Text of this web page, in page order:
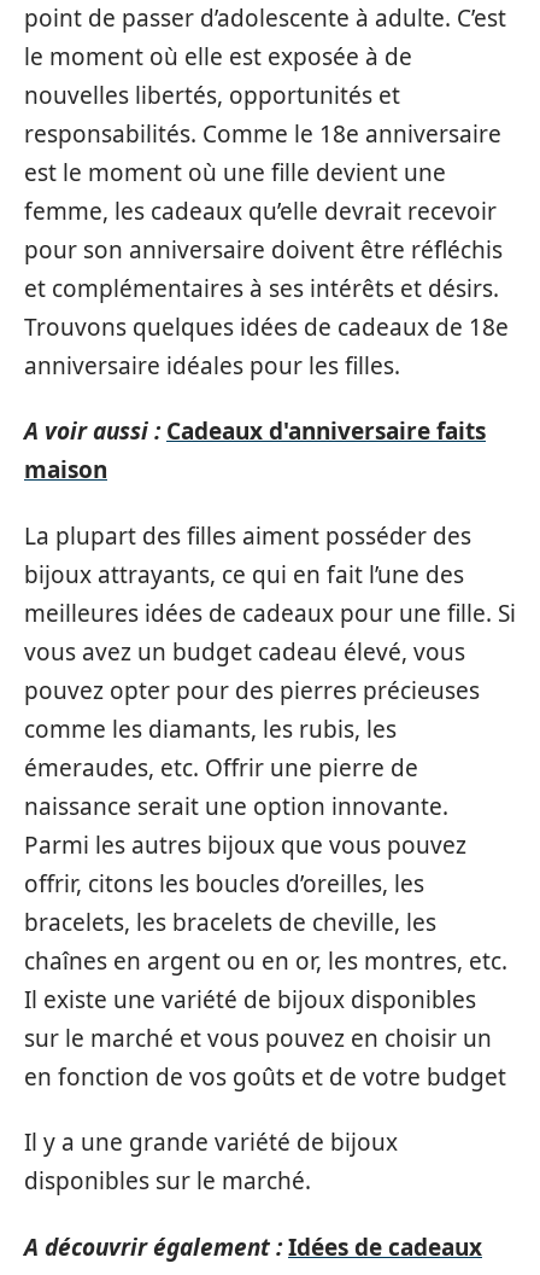
point de passer d’adolescente à adulte. C’est
le moment où elle est exposée à de
nouvelles libertés, opportunités et
responsabilités. Comme le 18e anniversaire
est le moment où une fille devient une
femme, les cadeaux qu’elle devrait recevoir
pour son anniversaire doivent être réfléchis
et complémentaires à ses intérêts et désirs.
Trouvons quelques idées de cadeaux de 18e
anniversaire idéales pour les filles.
A voir aussi : Cadeaux d'anniversaire faits
maison
La plupart des filles aiment posséder des
bijoux attrayants, ce qui en fait l’une des
meilleures idées de cadeaux pour une fille. Si
vous avez un budget cadeau élevé, vous
pouvez opter pour des pierres précieuses
comme les diamants, les rubis, les
émeraudes, etc. Offrir une pierre de
naissance serait une option innovante.
Parmi les autres bijoux que vous pouvez
offrir, citons les boucles d’oreilles, les
bracelets, les bracelets de cheville, les
chaînes en argent ou en or, les montres, etc.
Il existe une variété de bijoux disponibles
sur le marché et vous pouvez en choisir un
en fonction de vos goûts et de votre budget
Il y a une grande variété de bijoux
disponibles sur le marché.
A découvrir également :Idées de cadeaux